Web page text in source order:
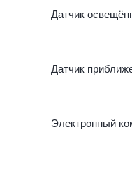
Датчик
Датчик
Электронный